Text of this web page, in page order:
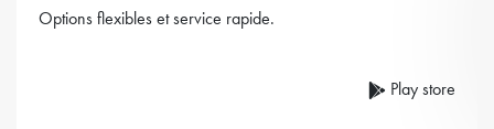
Options flexibles et service rapide.
Play store